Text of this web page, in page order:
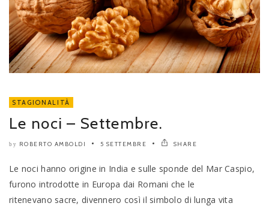
STAGIONALITÀ
Le noci – Settembre.
by ROBERTO AMBOLDI 5 SETTEMBRE SHARE
Le noci hanno origine in India e sulle sponde del Mar Caspio,
furono introdotte in Europa dai Romani che le
ritenevano sacre, divennero così il simbolo di lunga vita